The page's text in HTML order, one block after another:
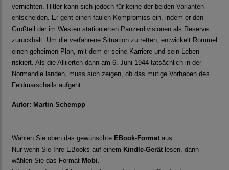
vernichten. Hitler kann sich jedoch für keine der beiden Varianten
entscheiden. Er geht einen faulen Kompromiss ein, indem er den
Großteil der im Westen stationierten Panzerdivisionen als Reserve
zurückhält. Um die verfahrene Situation zu retten, entwickelt Rommel
einen geheimen Plan, mit dem er seine Karriere und sein Leben
riskiert. Als die Alliierten dann am 6. Juni 1944 tatsächlich in der
Normandie landen, muss sich zeigen, ob das mutige Vorhaben des
Feldmarschalls aufgeht.
Autor: Martin Schempp
Wählen Sie oben das gewünschte EBook-Format aus.
Nur wenn Sie Ihre EBooks auf einem Kindle-Gerät lesen, dann
wählen Sie das Format Mobi.